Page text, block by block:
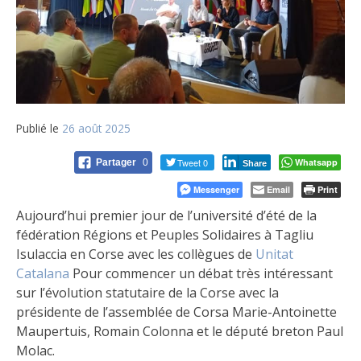
Publié le 26 août 2025
Partager 0 Tweet 0 Share Whatsapp
Messenger Email Print
Aujourd’hui premier jour de l’université d’été de la
fédération Régions et Peuples Solidaires à Tagliu
Isulaccia en Corse avec les collègues de Unitat
Catalana Pour commencer un débat très intéressant
sur l’évolution statutaire de la Corse avec la
présidente de l’assemblée de Corsa Marie-Antoinette
Maupertuis, Romain Colonna et le député breton Paul
Molac.